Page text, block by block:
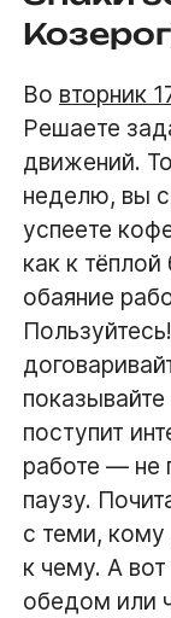
Во вторник
Решаете
движений.
неделю, вы
успеете
как к
обаяние
поступит
работе — не
паузу.
с теми,
к чему. А
обедом или